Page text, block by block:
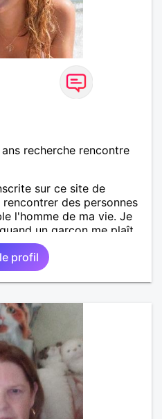
recherche rencontre
sur ce site de
des personnes
l'homme de ma vie. Je
un garçon me plaît
d'être rassurée et c'est
profil